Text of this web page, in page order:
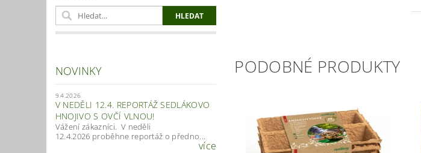
NOVINKY
9.4.2026
V NEDĚLI 12.4. REPORTÁŽ SEDLÁKOVO
HNOJIVO S OVČÍ VLNOU!
Vážení zákazníci. V neděli
12.4.2026 proběhne reportáž o předno...
více
PODOBNÉ PRODUKTY